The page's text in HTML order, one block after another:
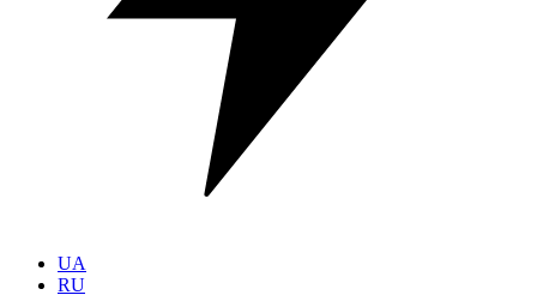
UA
RU